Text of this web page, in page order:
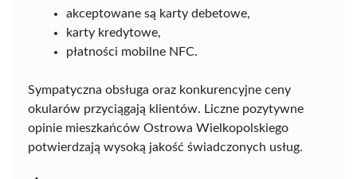
akceptowane są karty debetowe,
karty kredytowe,
płatności mobilne NFC.
Sympatyczna obsługa oraz konkurencyjne ceny
okularów przyciągają klientów. Liczne pozytywne
opinie mieszkańców Ostrowa Wielkopolskiego
potwierdzają wysoką jakość świadczonych usług.